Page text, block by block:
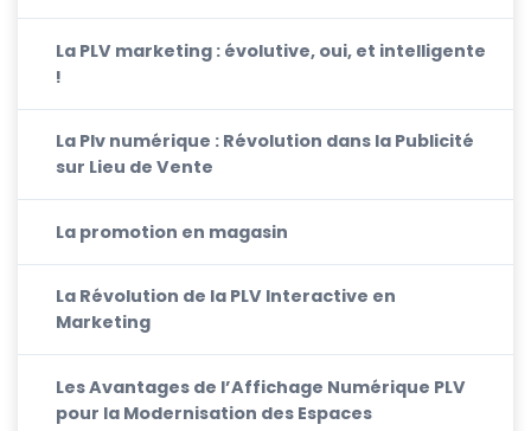
La PLV marketing : évolutive, oui, et intelligente
!
La Plv numérique : Révolution dans la Publicité
sur Lieu de Vente
La promotion en magasin
La Révolution de la PLV Interactive en
Marketing
Les Avantages de l’Affichage Numérique PLV
pour la Modernisation des Espaces